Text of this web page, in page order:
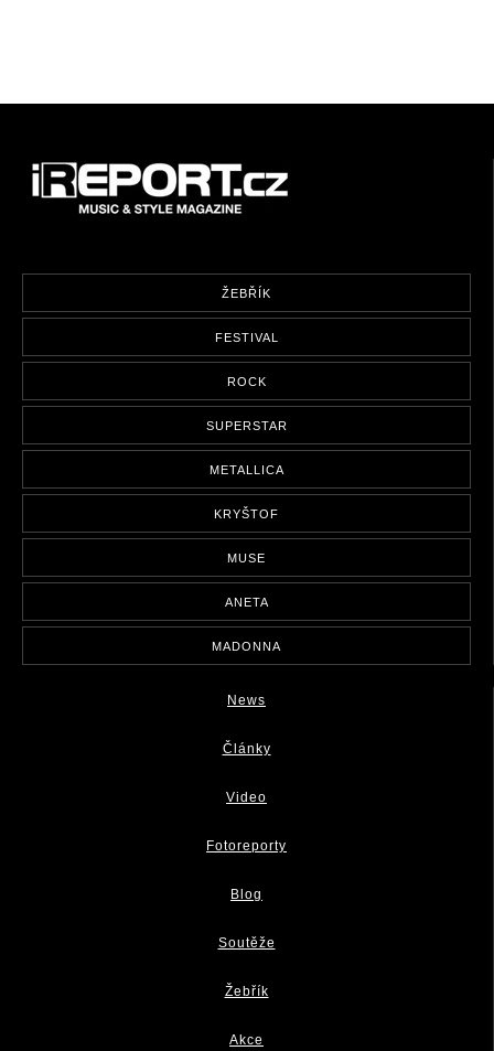
ŽEBŘÍK
FESTIVAL
ROCK
SUPERSTAR
METALLICA
KRYŠTOF
MUSE
ANETA
MADONNA
News
Články
Video
Fotoreporty
Blog
Soutěže
Žebřík
Akce